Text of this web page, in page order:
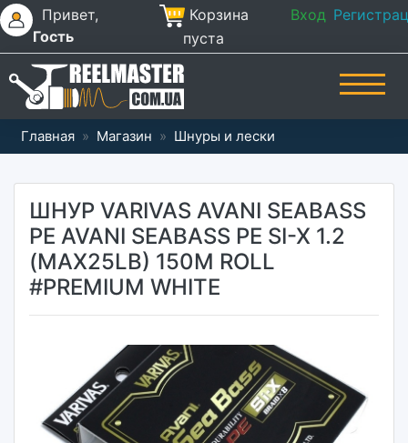
Привет,
Гость
Корзина
пуста
Вход
Главная » Магазин » Шнуры и лески
ШНУР VARIVAS AVANI SEABASS
PE AVANI SEABASS PE SI-X 1.2
(MAX25LB) 150M ROLL
#PREMIUM WHITE